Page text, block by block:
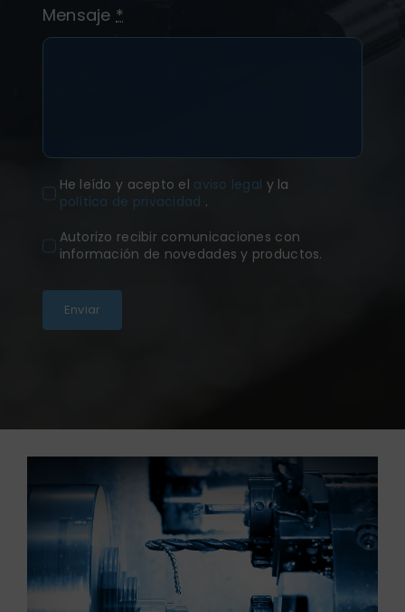
Mensaje*
He leído y acepto el aviso legal y la
política de privacidad .
Autorizo recibir comunicaciones con
información de novedades y productos.
Enviar